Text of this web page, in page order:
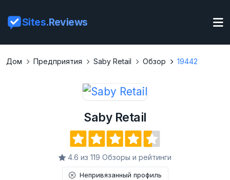
Sites.Reviews
Дом Предприятия Saby Retail Обзор 19442
Saby Retail
4.6 из 119 Обзоры и рейтинги
Непривязанный профиль